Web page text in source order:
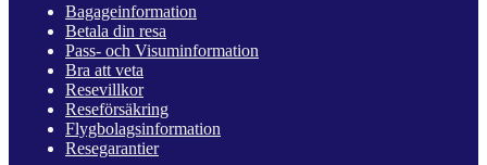
Bagageinformation
Betala din resa
Pass- och Visuminformation
Bra att veta
Resevillkor
Reseförsäkring
Flygbolagsinformation
Resegarantier